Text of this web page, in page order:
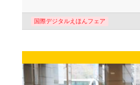
国際デジタルえほんフェア